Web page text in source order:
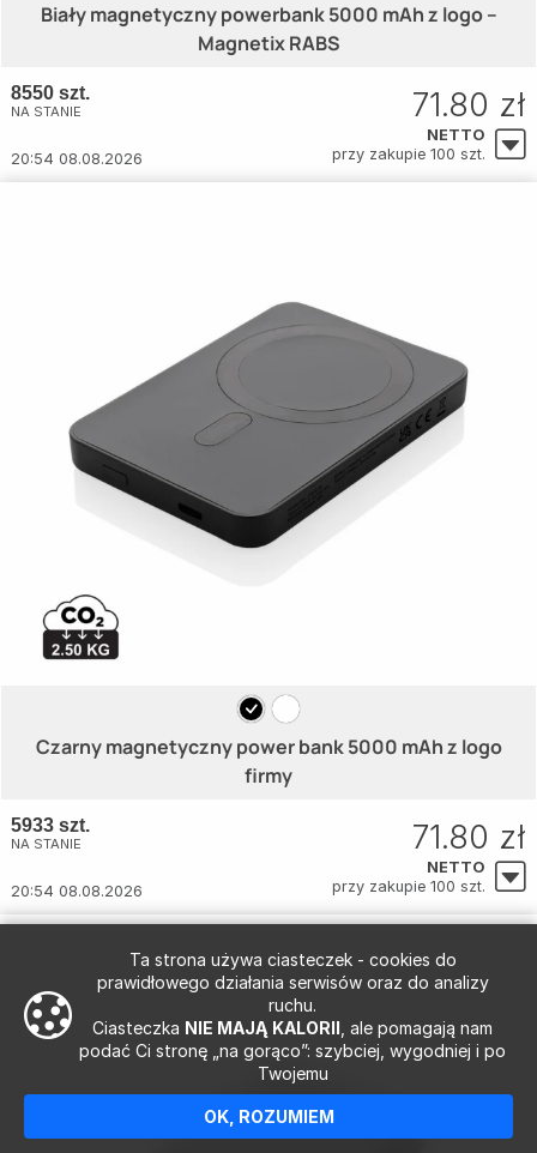
Ta strona używa ciasteczek - cookies do
prawidłowego działania serwisów oraz do analizy
ruchu.
Ciasteczka NIE MAJĄ KALORII , ale pomagają nam
podać Ci stronę „na gorąco”: szybciej, wygodniej i po
Twojemu
OK, ROZUMIEM
Biały magnetyczny powerbank 5000 mAh z logo –
Magnetix RABS
8550 szt.
NA STANIE
20:54 08.08.2026
71.80 zł
NETTO
przy zakupie 100 szt.
Czarny magnetyczny power bank 5000 mAh z logo
firmy
5933 szt.
NA STANIE
20:54 08.08.2026
71.80 zł
NETTO
przy zakupie 100 szt.